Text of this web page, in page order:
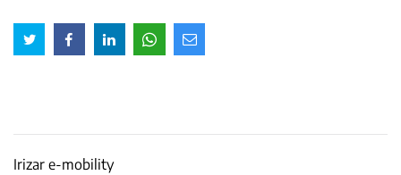
Irizar e-mobility